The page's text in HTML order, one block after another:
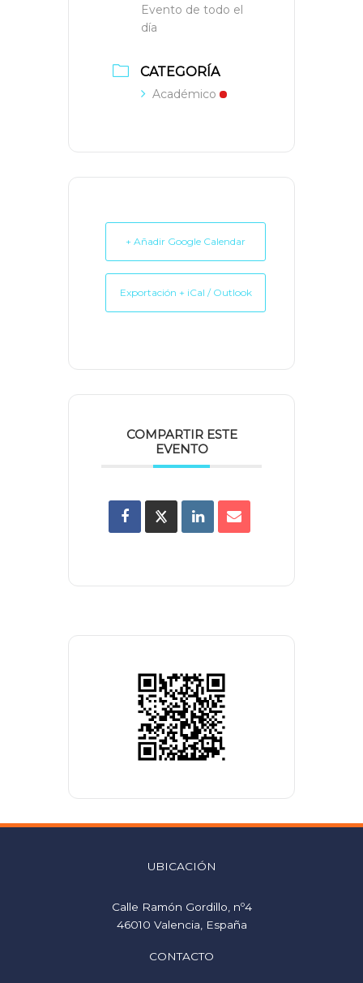
Evento de todo el
día
CATEGORÍA
Académico
+ Añadir Google Calendar
Exportación + iCal / Outlook
COMPARTIR ESTE
EVENTO
UBICACIÓN
Calle Ramón Gordillo, nº4
46010 Valencia, España
CONTACTO